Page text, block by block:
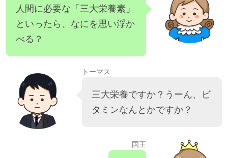
人間に必要な「三大栄養素」
といったら、なにを思い浮か
べる？
トーマス
三大栄養ですか？うーん、ビ
タミンなんとかですか？
国王